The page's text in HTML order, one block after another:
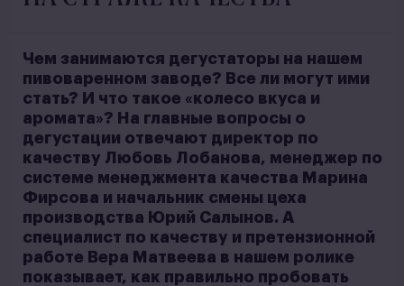
Чем занимаются дегустаторы на нашем
пивоваренном заводе? Все ли могут ими
стать? И что такое «колесо вкуса и
аромата»? На главные вопросы о
дегустации отвечают директор по
качеству Любовь Лобанова, менеджер по
системе менеджмента качества Марина
Фирсова и начальник смены цеха
производства Юрий Салынов. А
специалист по качеству и претензионной
работе Вера Матвеева в нашем ролике
показывает, как правильно пробовать